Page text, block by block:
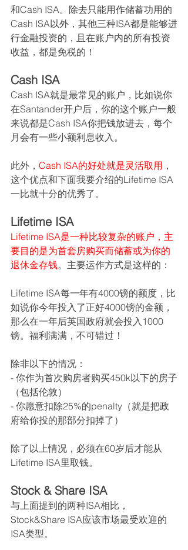
和Cash ISA。除去只能用作储蓄功用的
Cash ISA以外，其他三种ISA都是能够进
行金融投资的，且在账户内的所有投资
收益，都是免税的！
Cash ISA
Cash ISA就是最常见的账户，比如说你
在Santander开户后，你的这个账户一般
来说都是Cash ISA你把钱放进去，每个
月会有一些小额利息收入。
此外， Cash ISA的好处就是灵活取用 ，
这个优点和下面我要介绍的Lifetime ISA
一比就十分的优秀了。
Lifetime ISA
Lifetime ISA是一种比较复杂的账户，主
要目的是为首套房购买而储蓄或为你的
退休金存钱。主要运作方式是这样的：
Lifetime ISA每一年有4000镑的额度，比
如说你今年投入了正好4000镑的金额，
那么在一年后英国政府就会投入1000
镑。福利满满，不可错过！
除非以下的情况：
- 你作为首次购房者购买450k以下的房子
（包括伦敦）
- 你愿意扣除25%的penalty（就是把政
府给你投的那部分扣掉了）
除了以上情况，必须在60岁后才能从
Lifetime ISA里取钱。
Stock & Share ISA
与上面提到的两种ISA相比，
Stock&Share ISA应该市场最受欢迎的
ISA类型。